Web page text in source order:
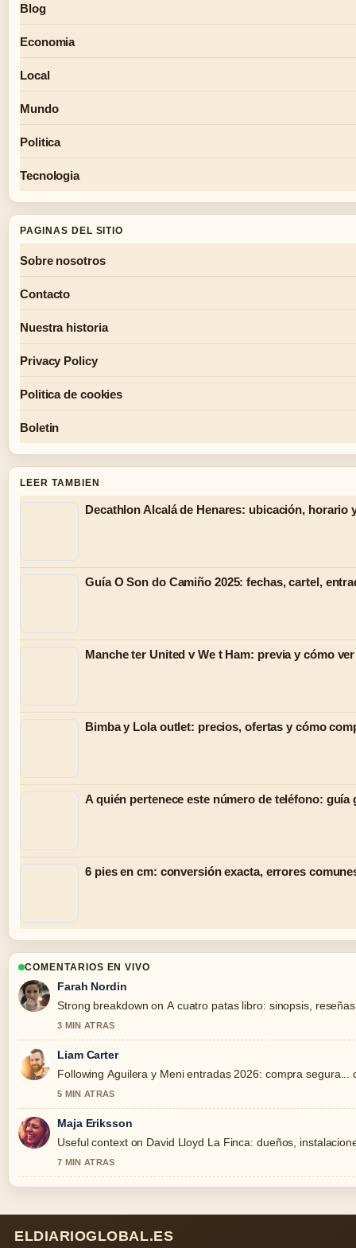
Blog
Economia
Local
Mundo
Politica
Tecnologia
PAGINAS DEL SITIO
Sobre nosotros
Contacto
Nuestra historia
Privacy Policy
Politica de cookies
Boletin
LEER TAMBIEN
Decathlon Alcalá de Henares: ubicación, horario
Guía O Son do Camiño 2025: fechas, cartel,
Manche ter United v We t Ham: previa y cómo
Bimba y Lola outlet: precios, ofertas y cómo
A quién pertenece este número de teléfono: guía
6 pies en cm: conversión exacta, errores
COMENTARIOS EN VIVO
Farah Nordin
Strong breakdown on A cuatro patas libro: sinopsis,
3 MIN ATRAS
Liam Carter
Following Aguilera y Meni entradas 2026: compra
5 MIN ATRAS
Maja Eriksson
Useful context on David Lloyd La Finca: dueños,
7 MIN ATRAS
ELDIARIOGLOBAL.ES